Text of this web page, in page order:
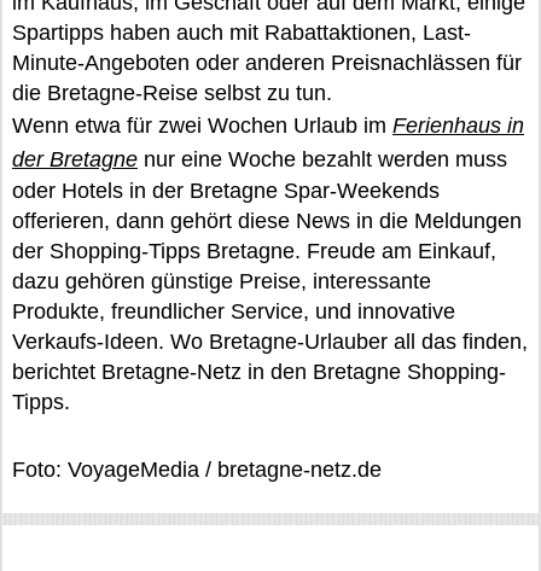
Spartipps haben auch mit Rabattaktionen, Last-
Minute-Angeboten oder anderen Preisnachlässen für
die Bretagne-Reise selbst zu tun.
Wenn etwa für zwei Wochen Urlaub im Ferienhaus in
der Bretagne nur eine Woche bezahlt werden muss
oder Hotels in der Bretagne Spar-Weekends
offerieren, dann gehört diese News in die Meldungen
der Shopping-Tipps Bretagne. Freude am Einkauf,
dazu gehören günstige Preise, interessante
Produkte, freundlicher Service, und innovative
Verkaufs-Ideen. Wo Bretagne-Urlauber all das finden,
berichtet Bretagne-Netz in den Bretagne Shopping-
Tipps.
Foto: VoyageMedia / bretagne-netz.de